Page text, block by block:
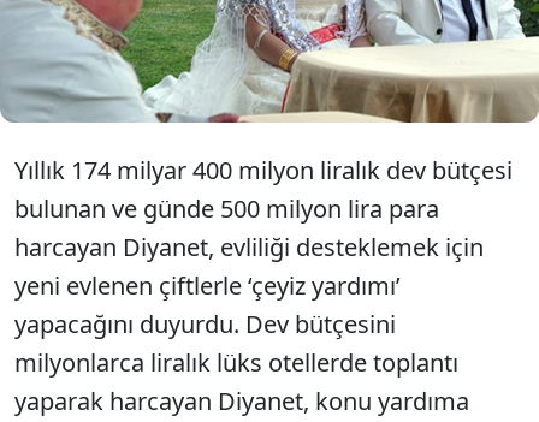
sadece 300 çifte yapacağı yardım için şartlar
getirdi.
Yıllık 174 milyar 400 milyon liralık dev bütçesi
bulunan ve günde 500 milyon lira para
harcayan Diyanet, evliliği desteklemek için
yeni evlenen çiftlerle ‘çeyiz yardımı’
yapacağını duyurdu. Dev bütçesini
milyonlarca liralık lüks otellerde toplantı
yaparak harcayan Diyanet, konu yardıma